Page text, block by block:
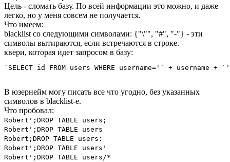
Цель - сломать базу. По всей информации это можно, и даже
легко, но у меня совсем не получается.
Что имеем:
blacklist со следующими символами: {"\"", "#", "-"} - эти
символы вытираются, если встречаются в строке.
квери, которая идет запросом в базу:
`SELECT id FROM users WHERE username='` + username +
В юзернейм могу писать все что угодно, без указанных
символов в blacklist-e.
Что пробовал:
Robert';DROP TABLE users;
Robert';DROP TABLE users
Robert;DROP TABLE users:
Robert';DROP TABLE users'
Robert';DROP TABLE users/*